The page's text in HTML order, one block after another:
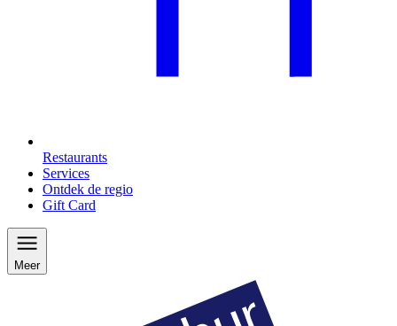
Restaurants
Services
Ontdek de regio
Gift Card
Meer